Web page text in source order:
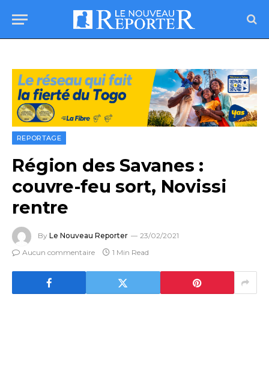
REPORTAGE
Région des Savanes :
couvre-feu sort, Novissi
rentre
By Le Nouveau Reporter
23/02/2021
Aucun commentaire
1 Min Read